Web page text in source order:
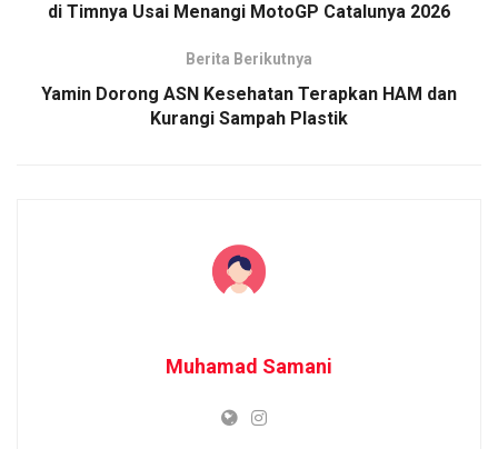
di Timnya Usai Menangi MotoGP Catalunya 2026
Berita Berikutnya
Yamin Dorong ASN Kesehatan Terapkan HAM dan
Kurangi Sampah Plastik
Muhamad Samani